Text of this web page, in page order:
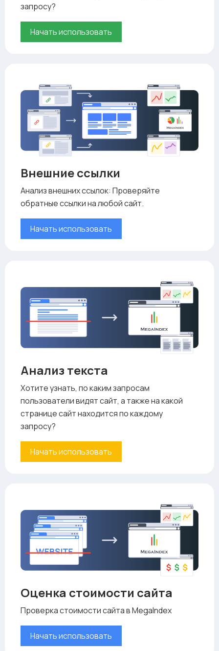
запросу?
Начать использовать
Внешние ссылки
Анализ внешних ссылок: Проверяйте
обратные ссылки на любой сайт.
Начать использовать
Анализ текста
Хотите узнать, по каким запросам
пользователи видят сайт, а также на какой
странице сайт находится по каждому
запросу?
Начать использовать
Оценка стоимости сайта
Проверка стоимости сайта в MegaIndex
Начать использовать